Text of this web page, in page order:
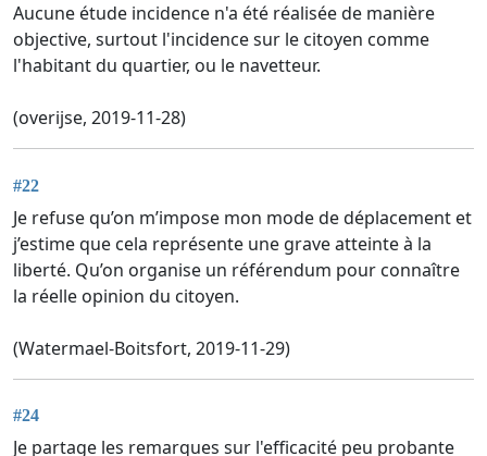
Aucune étude incidence n'a été réalisée de manière
objective, surtout l'incidence sur le citoyen comme
l'habitant du quartier, ou le navetteur.
(overijse, 2019-11-28)
#22
Je refuse qu’on m’impose mon mode de déplacement et
j’estime que cela représente une grave atteinte à la
liberté. Qu’on organise un référendum pour connaître
la réelle opinion du citoyen.
(Watermael-Boitsfort, 2019-11-29)
#24
Je partage les remarques sur l'efficacité peu probante